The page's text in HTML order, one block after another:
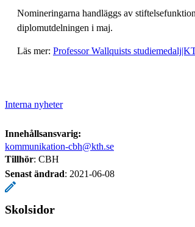
Nomineringarna handläggs av
diplomutdelningen i maj.
Läs mer: Professor Wallquists
Interna nyheter
Innehållsansvarig:
kommunikation-cbh@kth.se
Tillhör: CBH
Senast ändrad: 2021-06-08
Skolsidor